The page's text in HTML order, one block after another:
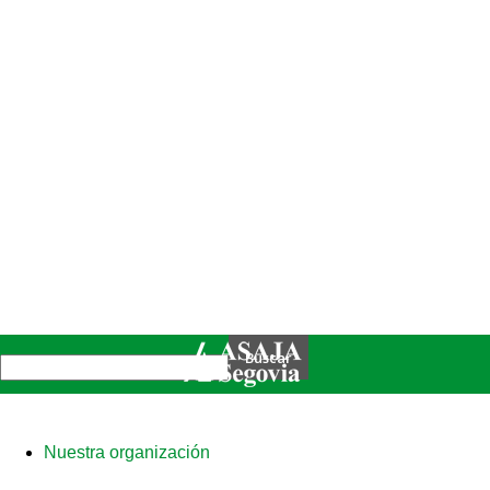
Nuestra organización